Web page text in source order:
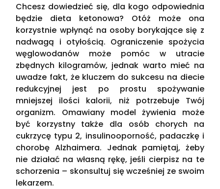
Chcesz dowiedzieć się, dla kogo odpowiednia
będzie dieta ketonowa? Otóż może ona
korzystnie wpłynąć na osoby borykające się z
nadwagą i otyłością. Ograniczenie spożycia
węglowodanów może pomóc w utracie
zbędnych kilogramów, jednak warto mieć na
uwadze fakt, że kluczem do sukcesu na diecie
redukcyjnej jest po prostu spożywanie
mniejszej ilości kalorii, niż potrzebuje Twój
organizm. Omawiany model żywienia może
być korzystny także dla osób chorych na
cukrzycę typu 2, insulinooporność, padaczkę i
chorobę Alzhaimera. Jednak pamiętaj, żeby
nie działać na własną rękę, jeśli cierpisz na te
schorzenia – skonsultuj się wcześniej ze swoim
lekarzem.